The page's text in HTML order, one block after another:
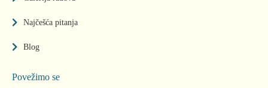
Najčešća pitanja
Blog
Povežimo se